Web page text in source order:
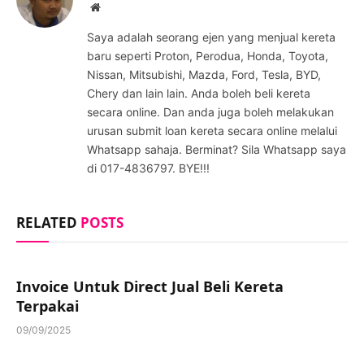
Website
Saya adalah seorang ejen yang menjual kereta
baru seperti Proton, Perodua, Honda, Toyota,
Nissan, Mitsubishi, Mazda, Ford, Tesla, BYD,
Chery dan lain lain. Anda boleh beli kereta
secara online. Dan anda juga boleh melakukan
urusan submit loan kereta secara online melalui
Whatsapp sahaja. Berminat? Sila Whatsapp saya
di 017-4836797. BYE!!!
RELATED POSTS
Invoice Untuk Direct Jual Beli Kereta
Terpakai
09/09/2025